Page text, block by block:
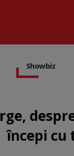
Showbiz
începi cu